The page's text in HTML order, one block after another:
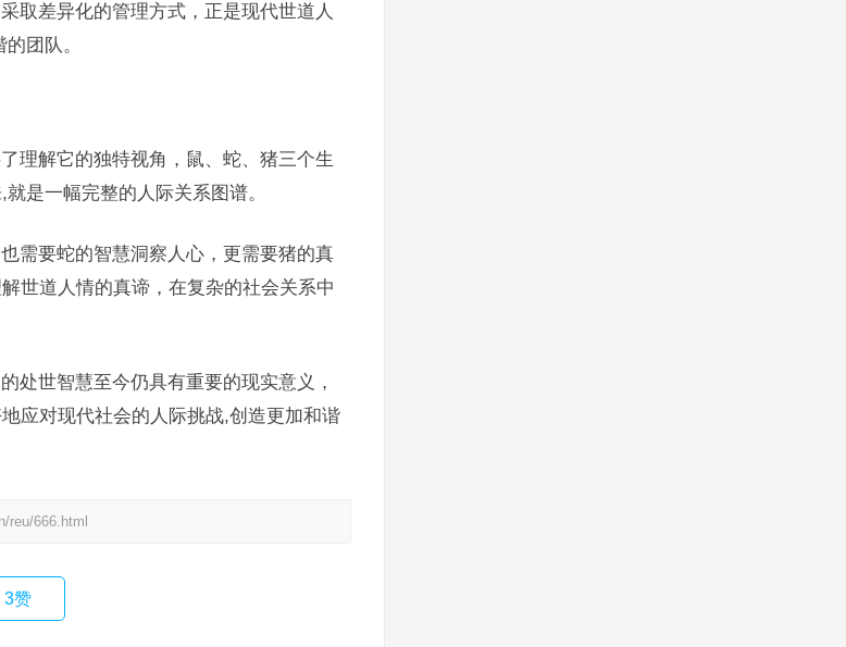
取差异化的管理方式，正是现代世道人
团队。
理解它的独特视角，鼠、蛇、猪三个生
是一幅完整的人际关系图谱。
需要蛇的智慧洞察人心，更需要猪的真
世道人情的真谛，在复杂的社会关系中
处世智慧至今仍具有重要的现实意义，
应对现代社会的人际挑战,创造更加和谐
reu/666.html
3赞